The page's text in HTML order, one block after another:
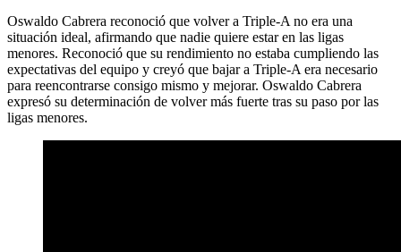
Oswaldo Cabrera reconoció que volver a Triple-A no era una
situación ideal, afirmando que nadie quiere estar en las ligas
menores. Reconoció que su rendimiento no estaba cumpliendo las
expectativas del equipo y creyó que bajar a Triple-A era necesario
para reencontrarse consigo mismo y mejorar. Oswaldo Cabrera
expresó su determinación de volver más fuerte tras su paso por las
ligas menores.